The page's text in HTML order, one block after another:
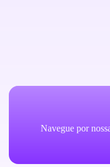
Navegue por